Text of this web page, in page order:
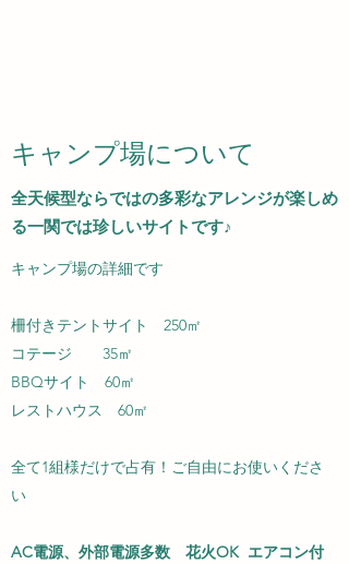
​​キャンプ場について
​全天候型ならではの多彩なアレンジが楽しめ
る一関では珍しいサイトです♪
キャンプ場の詳細です
柵付きテントサイト 250㎡
コテージ 35㎡
BBQサイト 60㎡
レストハウス 60㎡
全て1組様だけで占有！ご自由にお使いくださ
い​
AC電源、外部電源多数 花火OK エアコン付